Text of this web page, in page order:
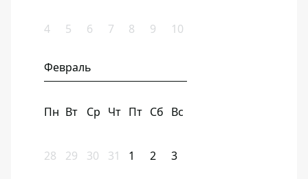
4 5 6 7 8 9 10
Февраль
Пн Вт Ср Чт Пт Сб Вс
28 29 30 31 1 2 3